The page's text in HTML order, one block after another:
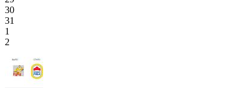
30
31
1
2